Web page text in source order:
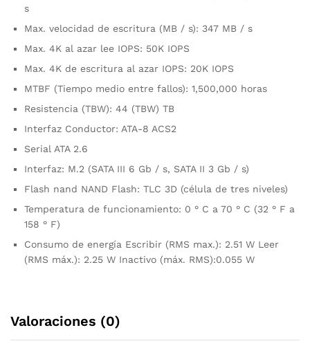
s
Max. velocidad de escritura (MB / s): 347 MB / s
Max. 4K al azar lee IOPS: 50K IOPS
Max. 4K de escritura al azar IOPS: 20K IOPS
MTBF (Tiempo medio entre fallos): 1,500,000 horas
Resistencia (TBW): 44 (TBW) TB
Interfaz Conductor: ATA-8 ACS2
Serial ATA 2.6
Interfaz: M.2 (SATA III 6 Gb / s, SATA II 3 Gb / s)
Flash nand NAND Flash: TLC 3D (célula de tres niveles)
Temperatura de funcionamiento: 0 ° C a 70 ° C (32 ° F a
158 ° F)
Consumo de energía Escribir (RMS max.): 2.51 W Leer
(RMS máx.): 2.25 W Inactivo (máx. RMS):0.055 W
Valoraciones (0)